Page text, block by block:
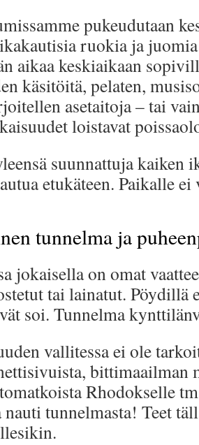
pukeudutaan
ruokia ja
aikaa keskiaikaan
käsitöitä, pelaten,
asetaitoja – tai
loistavat
suunnattuja kaiken
etukäteen. Paikalle
tunnelma ja
jokaisella on omat
tai lainatut. Pöydillä
soi. Tunnelma
vallitessa ei ole
bittimaailman
Rhodokselle
tunnelmasta! Teet